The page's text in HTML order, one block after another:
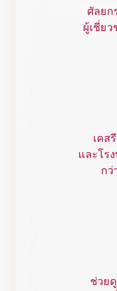
ศัลยก
ผู้เชี่ย
เคส
และโร
กว่
ช่วย